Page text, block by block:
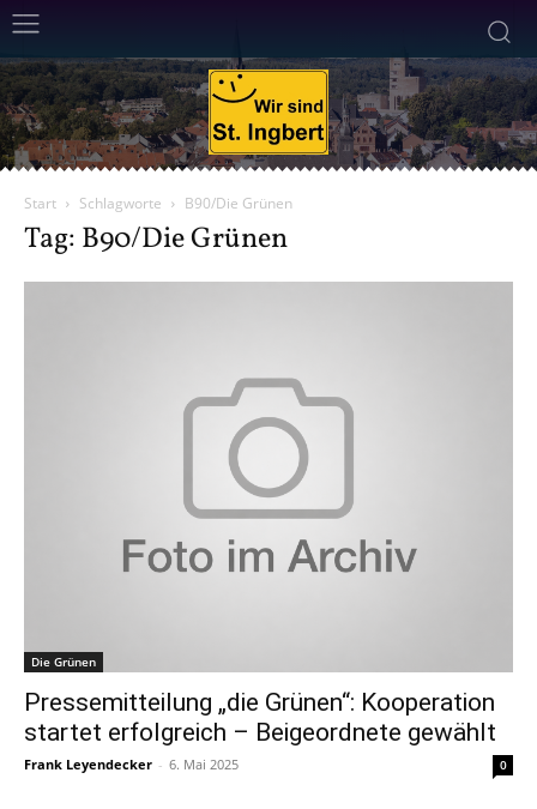
Start Schlagworte B90/Die Grünen
Tag: B90/Die Grünen
Die Grünen
Pressemitteilung „die Grünen“: Kooperation
startet erfolgreich – Beigeordnete gewählt
Frank Leyendecker - 6. Mai 2025 0